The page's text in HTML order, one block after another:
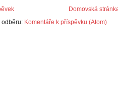
Domovská
odběru: Komentáře k příspěvku (Atom)